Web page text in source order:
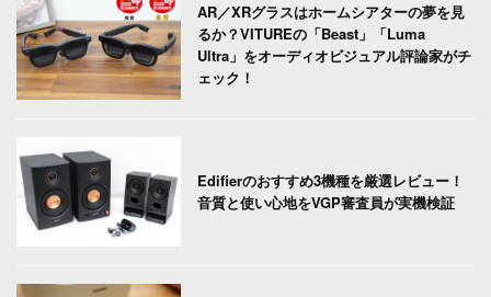
AR／XRグラスはホームシアターの夢を見
るか？VITUREの「Beast」「Luma
Ultra」をオーディオビジュアル評論家がチ
ェック！
Edifierのおすすめ3機種を厳選レビュー！
音質と使い心地をVGP審査員が実機検証